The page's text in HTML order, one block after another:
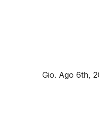
Gio. Ago 6th,